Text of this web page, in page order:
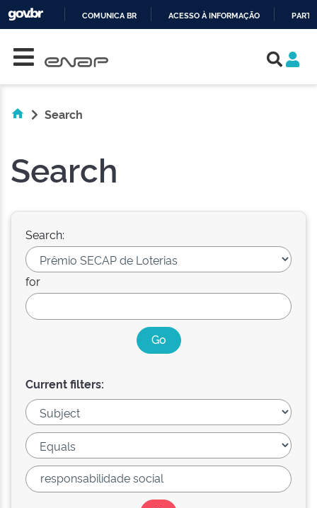
COMUNICA BR ACESSO À INFORMAÇÃO
Search
Search
Search:
for
Current filters: